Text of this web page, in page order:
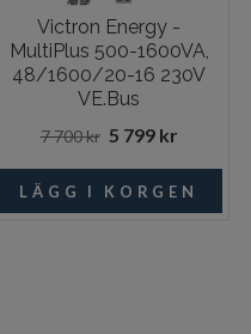
Victron Energy -
MultiPlus 500-1600VA,
48/1600/20-16 230V
VE.Bus
7 700 kr 5 799 kr